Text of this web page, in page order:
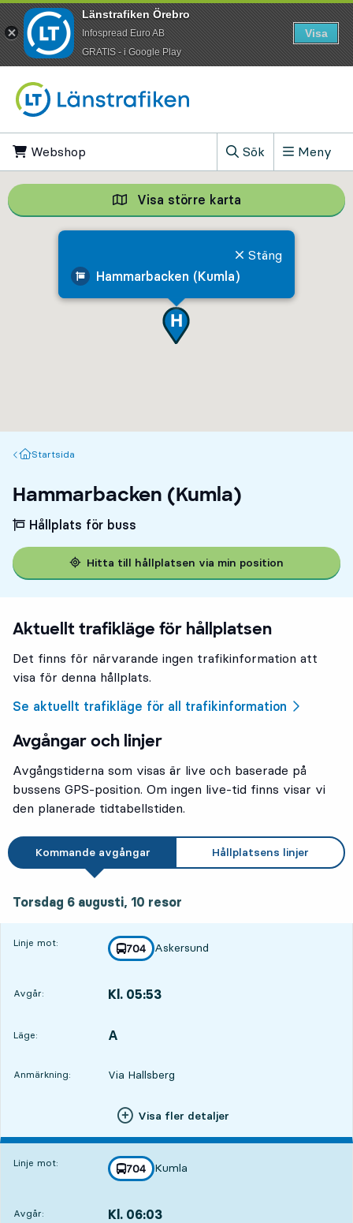
Webshop
Sök
, Visa sökfältet
Meny
Hammarbacken (Kumla)
Stäng
Visa större karta Visa större
Startsida
Startsida
Hammarbacken (Kumla)
Hållplats för buss
Hitta till hållplatsen via min position
Aktuellt trafikläge för hållplatsen
Det finns för närvarande ingen trafikinformation att
visa för denna hållplats.
Se aktuellt trafikläge för all trafikinformation
Avgångar och linjer
Avgångstiderna som visas är live och baserade på
bussens GPS-position. Om ingen live-tid finns visar vi
den planerade tidtabellstiden.
Kommande avgångar Hållplatsens linjer
Torsdag 6 augusti, 10 resor
Linje mot: linje
704
mot
Askersund
,
Avgår: Kl. 05:53
Läge:
LÄGE, A
,
Anmärkning: Via Hallsberg
Visa fler detaljer
Linje mot: linje
704
mot
Kumla
,
Avgår: Kl. 06:03
Länstrafiken Örebro
Infospread Euro AB
​GRATIS - i Google Play
Visa